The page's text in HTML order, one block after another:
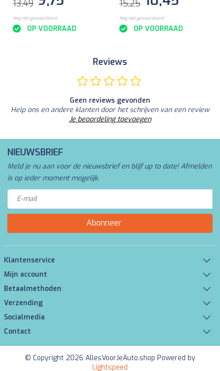
13,49
Nog niet gewaardeerd
OP VOORRAAD
15,25
Nog niet gewaardeerd
OP VOORRAAD
Reviews
Geen reviews gevonden
Help ons en andere klanten door het schrijven van een review
Je beoordeling toevoegen
NIEUWSBRIEF
Meld je nu aan voor de nieuwsbrief en blijf up to date! Afmelden
is op ieder moment mogelijk.
Abonneer
Klantenservice
Mijn account
Betaalmethoden
Verzending
Socialmedia
Contact
© Copyright 2026 AllesVoorJeAuto.shop Powered by
Lightspeed